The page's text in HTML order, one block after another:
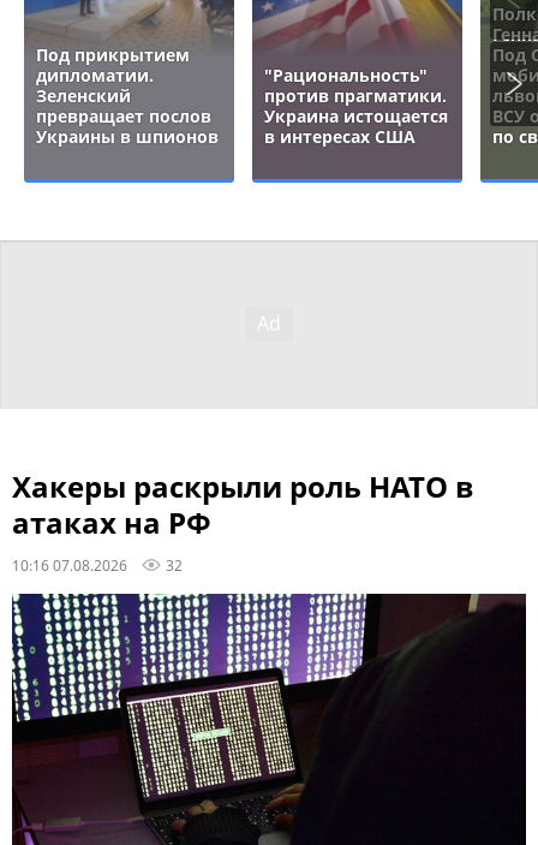
Под прикрытием
дипломатии.
Зеленский
превращает послов
Украины в шпионов
"Рациональность"
против прагматики.
Украина истощается
в интересах США
Под
ВСУ
по
Хакеры раскрыли роль НАТО в
атаках на РФ
10:16 07.08.2026 32